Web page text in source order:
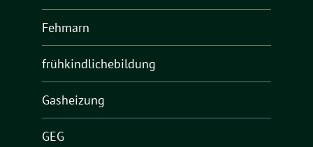
Fehmarn
frühkindlichebildung
Gasheizung
GEG